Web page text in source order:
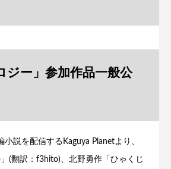
ジー」参加作品一般公
小説を配信するKaguya Planetより、
(翻訳：f3hito)、北野勇作「ひゃくじ